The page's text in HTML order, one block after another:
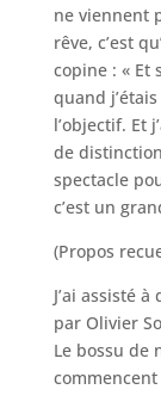
ne viennent
rêve, c’est
copine : « Et
quand j’étais
l’objectif. Et
de
spectacle
c’est un
(Propos
J’ai assisté
par Olivier
Le bossu de